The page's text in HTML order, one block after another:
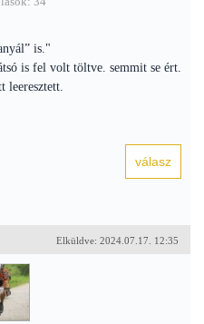
is."
is fel volt töltve. semmit se ért.
leeresztett.
Elküldve: 2024.07.17. 12:35